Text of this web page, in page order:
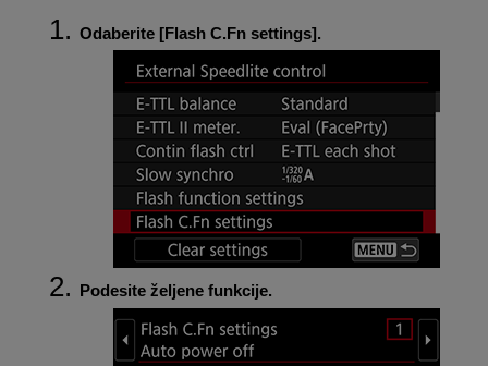
Odaberite [Flash C.Fn settings].
Podesite željene funkcije.